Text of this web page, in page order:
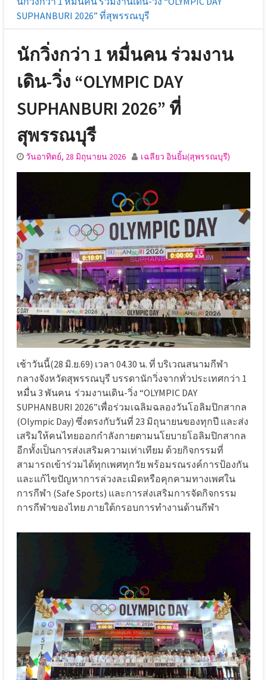
SUPHANBURI 2026” ที่สุพรรณบุรี
นักวิ่งกว่า 1 หมื่นคน ร่วมงาน
เดิน-วิ่ง “OLYMPIC DAY
SUPHANBURI 2026” ที่
สุพรรณบุรี
วันอาทิตย์, 28 มิถุนายน 2026 เฉลียว อินยิ้ม(สุพรรณบุรี)
เช้าวันนี้(28 มิ.ย.69) เวลา 04.30 น. ที่ บริเวณสนามกีฬา
กลางจังหวัดสุพรรณบุรี บรรดานักวิ่งจากทั่วประเทศกว่า 1
หมื่น 3 พันคน ร่วมงานเดิน-วิ่ง “OLYMPIC DAY
SUPHANBURI 2026”เพื่อร่วมเฉลิมฉลองวันโอลิมปิกสากล
(Olympic Day) ซึ่งตรงกับวันที่ 23 มิถุนายนของทุกปี และส่ง
เสริมให้คนไทยออกกำลังกายตามนโยบายโอลิมปิกสากล
อีกทั้งเป็นการส่งเสริมความเท่าเทียม ด้วยกิจกรรมที่
สามารถเข้าร่วมได้ทุกเพศทุกวัย พร้อมรณรงค์การป้องกัน
และแก้ไขปัญหาการล่วงละเมิดหรือคุกคามทางเพศใน
การกีฬา (Safe Sports) และการส่งเสริมการจัดกิจกรรม
การกีฬาของไทย ภายใต้กรอบการทำงานด้านกีฬา